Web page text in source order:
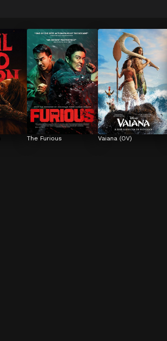
The Furious Vaiana (OV)